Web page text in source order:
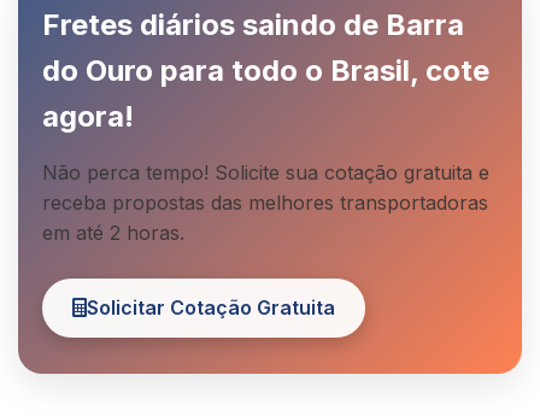
Fretes diários saindo de Barra
do Ouro para todo o Brasil, cote
agora!
Não perca tempo! Solicite sua cotação gratuita e
receba propostas das melhores transportadoras
em até 2 horas.
Solicitar Cotação Gratuita